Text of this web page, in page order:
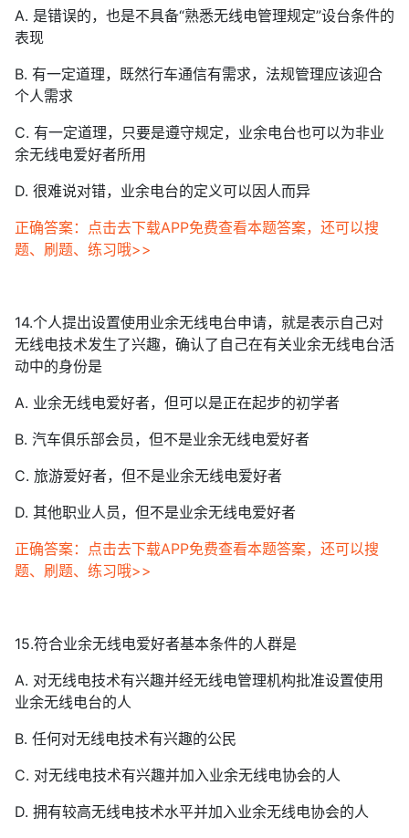
A. 是错误的，也是不具备“熟悉无线电管理规定”设台条件的
表现
B. 有一定道理，既然行车通信有需求，法规管理应该迎合
个人需求
C. 有一定道理，只要是遵守规定，业余电台也可以为非业
余无线电爱好者所用
D. 很难说对错，业余电台的定义可以因人而异
正确答案：点击去下载APP免费查看本题答案，还可以搜
题、刷题、练习哦>>
14.个人提出设置使用业余无线电台申请，就是表示自己对
无线电技术发生了兴趣，确认了自己在有关业余无线电台活
动中的身份是
A. 业余无线电爱好者，但可以是正在起步的初学者
B. 汽车俱乐部会员，但不是业余无线电爱好者
C. 旅游爱好者，但不是业余无线电爱好者
D. 其他职业人员，但不是业余无线电爱好者
正确答案：点击去下载APP免费查看本题答案，还可以搜
题、刷题、练习哦>>
15.符合业余无线电爱好者基本条件的人群是
A. 对无线电技术有兴趣并经无线电管理机构批准设置使用
业余无线电台的人
B. 任何对无线电技术有兴趣的公民
C. 对无线电技术有兴趣并加入业余无线电协会的人
D. 拥有较高无线电技术水平并加入业余无线电协会的人